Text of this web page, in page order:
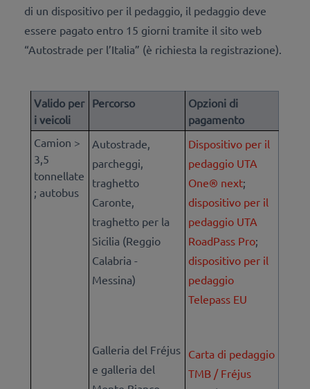
di un dispositivo per il pedaggio, il pedaggio deve
essere pagato entro 15 giorni tramite il sito web
“Autostrade per l’Italia” (è richiesta la registrazione).
Valido per
i veicoli
Percorso
Opzioni di
pagamento
Camion >
3,5
tonnellate
; autobus
Autostrade,
parcheggi,
traghetto
Caronte,
traghetto per la
Sicilia (Reggio
Calabria -
Messina)
Galleria del Fréjus
e galleria del
Dispositivo per il
pedaggio UTA
One® next;
dispositivo per il
pedaggio UTA
RoadPass Pro;
dispositivo per il
pedaggio
Telepass EU
Carta di pedaggio
TMB / Fréjus